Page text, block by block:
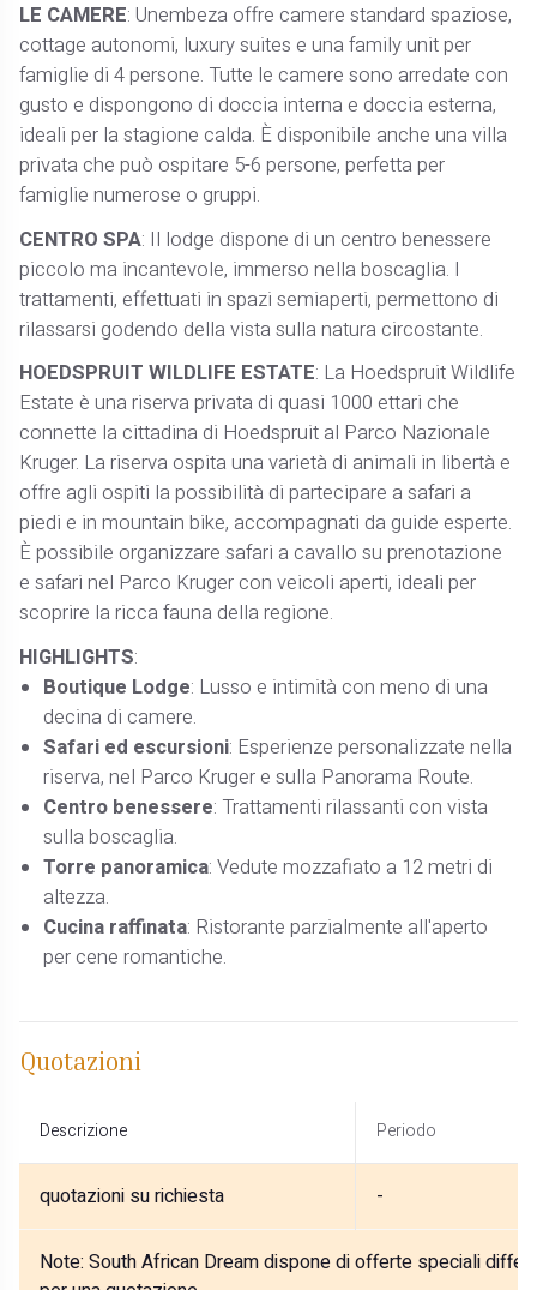
LE CAMERE: Unembeza offre camere standard spaziose,
cottage autonomi, luxury suites e una family unit per
famiglie di 4 persone. Tutte le camere sono arredate con
gusto e dispongono di doccia interna e doccia esterna,
ideali per la stagione calda. È disponibile anche una villa
privata che può ospitare 5-6 persone, perfetta per
famiglie numerose o gruppi.
CENTRO SPA: Il lodge dispone di un centro benessere
piccolo ma incantevole, immerso nella boscaglia. I
trattamenti, effettuati in spazi semiaperti, permettono di
rilassarsi godendo della vista sulla natura circostante.
HOEDSPRUIT WILDLIFE ESTATE: La Hoedspruit Wildlife
Estate è una riserva privata di quasi 1000 ettari che
connette la cittadina di Hoedspruit al Parco Nazionale
Kruger. La riserva ospita una varietà di animali in libertà e
offre agli ospiti la possibilità di partecipare a safari a
piedi e in mountain bike, accompagnati da guide esperte.
È possibile organizzare safari a cavallo su prenotazione
e safari nel Parco Kruger con veicoli aperti, ideali per
scoprire la ricca fauna della regione.
HIGHLIGHTS:
Boutique Lodge: Lusso e intimità con meno di una
decina di camere.
Safari ed escursioni: Esperienze personalizzate nella
riserva, nel Parco Kruger e sulla Panorama Route.
Centro benessere: Trattamenti rilassanti con vista
sulla boscaglia.
Torre panoramica: Vedute mozzafiato a 12 metri di
altezza.
Cucina raffinata: Ristorante parzialmente all'aperto
per cene romantiche.
Quotazioni
Descrizione Periodo
quotazioni su richiesta -
Note: South African Dream dispone di offerte speciali